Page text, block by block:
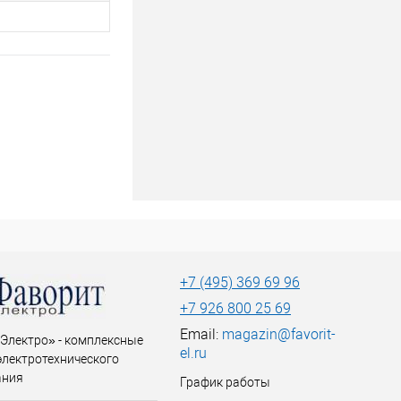
- комплексные
+7 (495) 369 69 96
+7 926 800 25 69
Email: magazin@favorit-
el.ru
График работы